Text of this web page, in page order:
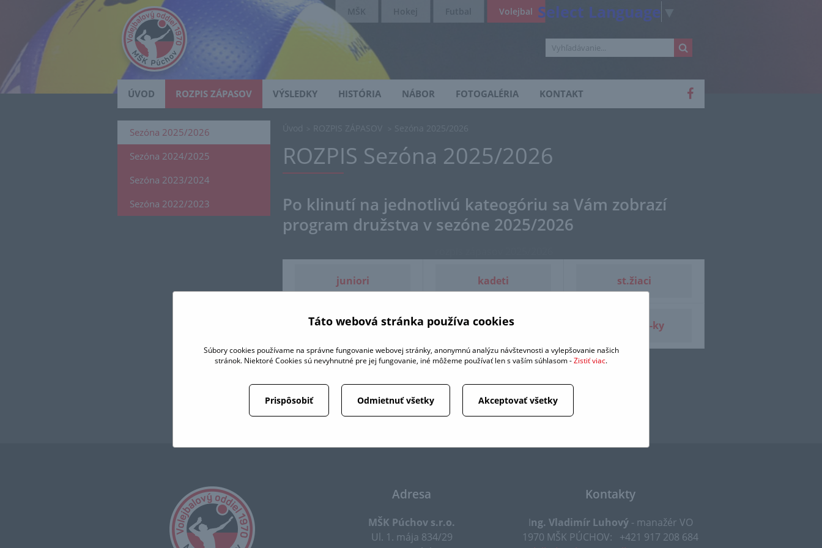
Volejbal
ÚVOD ROZPIS ZÁPASOV VÝSLEDKY HISTÓRIA NÁBOR FOTOGALÉRIA KONTAKT
Select Language
Sezóna 2025/2026
Sezóna 2024/2025
Sezóna 2023/2024
Sezóna 2022/2023
ROZPIS Sezóna 2025/2026
Po klinutí na jednotlivú kateogóriu sa Vám zobrazí
program družstva v sezóne 2025/2026
juniori kadeti st.žiaci
ml.žiaci 6-ky ml.žiaci 4-ky ml.žiaci 3-ky
Adresa
MŠK Púchov s.r.o.
Ul. 1. mája 834/29
Kontakty
Ing. Vladimír Luhový - manažér VO
1970 MŠK PÚCHOV: +421 917 208 684
Táto webová stránka používa cookies
Súbory cookies používame na správne fungovanie webovej stránky, anonymnú analýzu návštevnosti a vylepšovanie našich
stránok. Niektoré Cookies sú nevyhnutné pre jej fungovanie, iné môžeme používať len s vaším súhlasom -Zistiť viac.
Prispôsobiť Odmietnuť všetky Akceptovať všetky